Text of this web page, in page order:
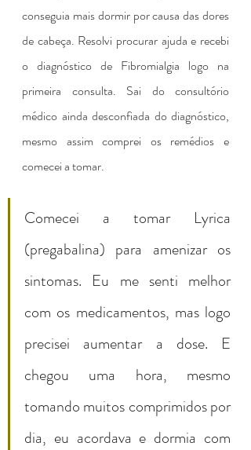
conseguia mais dormir por causa das dores
de cabeça. Resolvi procurar ajuda e recebi
o diagnóstico de Fibromialgia logo na
primeira consulta. Sai do consultório
médico ainda desconfiada do diagnóstico,
mesmo assim comprei os remédios e
comecei a tomar.
Comecei a tomar Lyrica
(pregabalina) para amenizar os
sintomas. Eu me senti melhor
com os medicamentos, mas logo
precisei aumentar a dose. E
chegou uma hora, mesmo
tomando muitos comprimidos por
dia, eu acordava e dormia com